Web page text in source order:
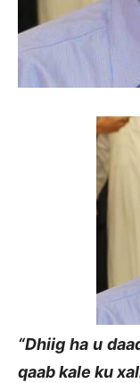
“Dhiig ha u
qaab kale ku